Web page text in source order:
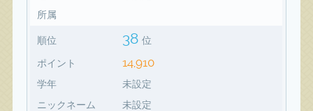
所属
順位 38 位
ポイント 14,910
学年
未設定
ニックネーム
未設定